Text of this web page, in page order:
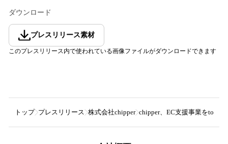
ダウンロード
プレスリリース素材
このプレスリリース内で使われている画像ファイルがダウンロードできます
トップ プレスリリース 株式会社chipper chipper、EC支援事業を